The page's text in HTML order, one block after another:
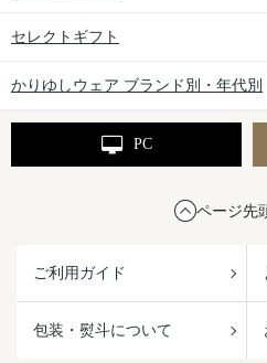
セレクトギフト
かりゆしウェア ブランド別・年代別
PC
ページ先
ご利用ガイド
包装・熨斗について